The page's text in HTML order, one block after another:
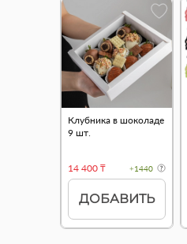
Клубника в шоколаде
9 шт.
14 400 ₸ +1440
ДОБАВИТЬ